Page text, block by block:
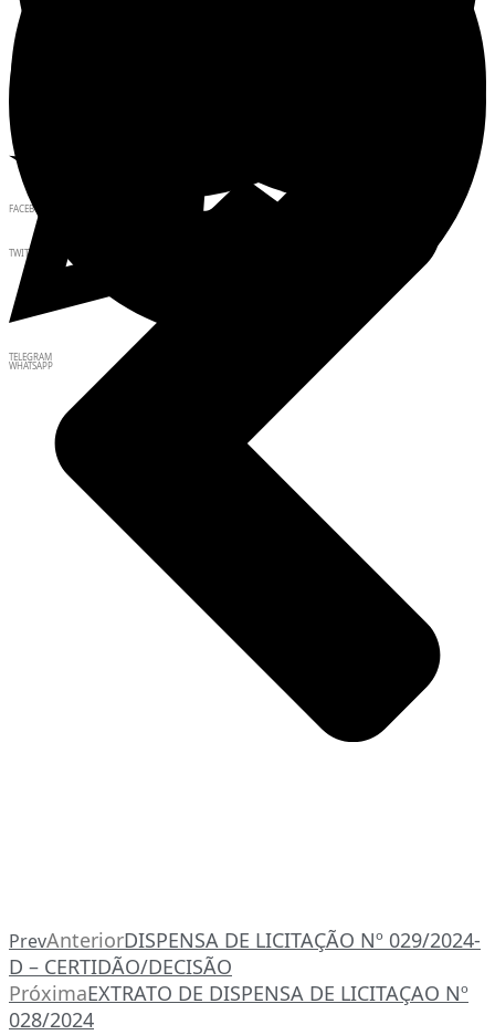
FACEBOOK
TWITTER
WHATSAPP
TELEGRAM
PrevAnteriorDISPENSA DE LICITAÇÃO Nº 029/2024-
D – CERTIDÃO/DECISÃO
PróximaEXTRATO DE DISPENSA DE LICITAÇAO Nº
028/2024